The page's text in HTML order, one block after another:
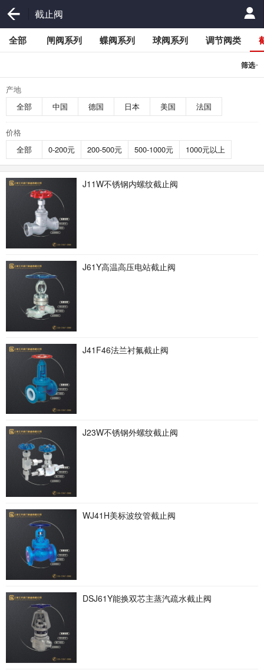
截止阀
全部 闸阀系列 蝶阀系列 球阀系列 调节阀类
筛选-
产地
全部
中国 德国 日本 美国 法国
价格
全部
0-200元 200-500元 500-1000元 1000元以上
J11W不锈钢内螺纹截止阀
J61Y高温高压电站截止阀
J41F46法兰衬氟截止阀
J23W不锈钢外螺纹截止阀
WJ41H美标波纹管截止阀
DSJ61Y能换双芯主蒸汽疏水截止阀